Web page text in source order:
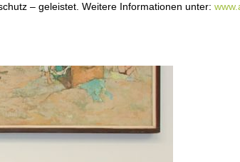
– geleistet. Weitere Informationen unter: